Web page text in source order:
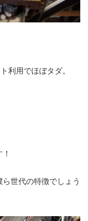
利用でほぼタダ。
世代の特徴でしょう